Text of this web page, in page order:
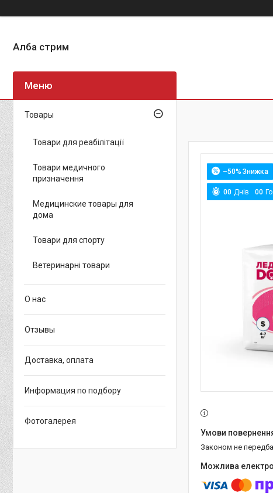
Алба стрим
–50%
00 Днів 00
Законом не
Товары
Товари для реабілітації
Товари медичного
призначення
Медицинские товары для
дома
Товари для спорту
Ветеринарні товари
О нас
Отзывы
Доставка, оплата
Информация по подбору
Фотогалерея